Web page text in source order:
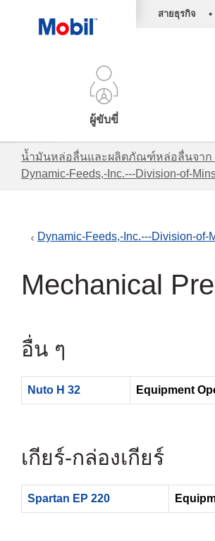
สายธุรกิจ •
ผู้ขับขี่
น้ำมันหล่อลื่นและผลิตภัณฑ์หล่อลื่นจาก
Dynamic-Feeds,-Inc.---Division-of-
Dynamic-Feeds,-Inc.---Division-of-
Mechanical
อื่น ๆ
Nuto H 32 Equipment
เกียร์-กล่องเกียร์
Spartan EP 220